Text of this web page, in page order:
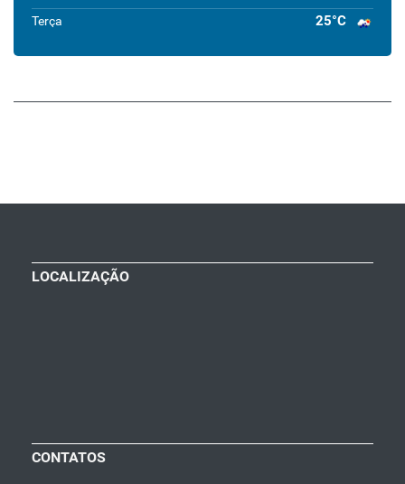
Terça 25°C
LOCALIZAÇÃO
CONTATOS